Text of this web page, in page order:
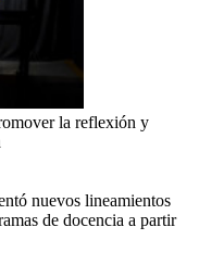
la reflexión y
nuevos lineamientos
de docencia a partir